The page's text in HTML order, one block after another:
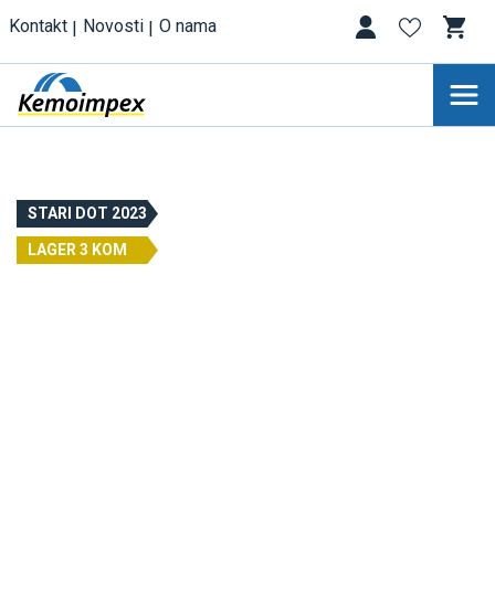
Kontakt Novosti O nama
STARI DOT 2023
LAGER 3 KOM